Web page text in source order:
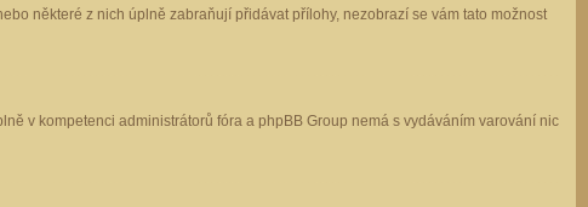
některé z nich úplně zabraňují přidávat přílohy, nezobrazí se vám tato možnost
v kompetenci administrátorů fóra a phpBB Group nemá s vydáváním varování nic